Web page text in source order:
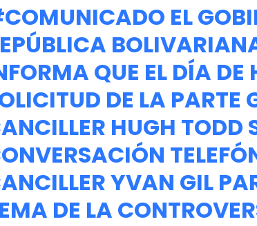
EL
QUE EL DÍA DE
DE LA PARTE
HUGH TODD
YVAN GIL
DE LA